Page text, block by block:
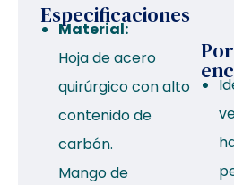
Especificaciones
Material:
Hoja de acero
quirúrgico con alto
contenido de
carbón.
Mango de